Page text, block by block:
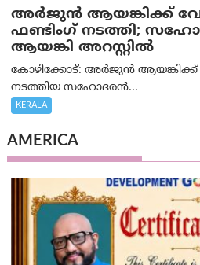
അർജുൻ ആയങ്കിക്ക്
ഫണ്ടിംഗ് നടത്തി;
ആയങ്കി അറസ്റ്റിൽ
കോഴിക്കോട്: അർജുൻ ആയങ്കിക്ക്
നടത്തിയ സഹോദരന്‍...
KERALA
AMERICA